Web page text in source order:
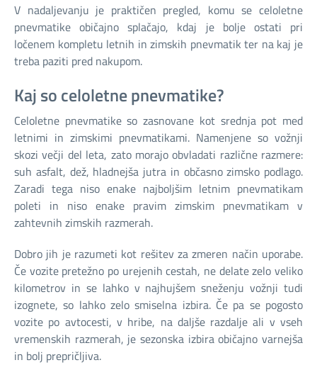
V nadaljevanju je praktičen pregled, komu se celoletne
pnevmatike običajno splačajo, kdaj je bolje ostati pri
ločenem kompletu letnih in zimskih pnevmatik ter na kaj je
treba paziti pred nakupom.
Kaj so celoletne pnevmatike?
Celoletne pnevmatike so zasnovane kot srednja pot med
letnimi in zimskimi pnevmatikami. Namenjene so vožnji
skozi večji del leta, zato morajo obvladati različne razmere:
suh asfalt, dež, hladnejša jutra in občasno zimsko podlago.
Zaradi tega niso enake najboljšim letnim pnevmatikam
poleti in niso enake pravim zimskim pnevmatikam v
zahtevnih zimskih razmerah.
Dobro jih je razumeti kot rešitev za zmeren način uporabe.
Če vozite pretežno po urejenih cestah, ne delate zelo veliko
kilometrov in se lahko v najhujšem sneženju vožnji tudi
izognete, so lahko zelo smiselna izbira. Če pa se pogosto
vozite po avtocesti, v hribe, na daljše razdalje ali v vseh
vremenskih razmerah, je sezonska izbira običajno varnejša
in bolj prepričljiva.